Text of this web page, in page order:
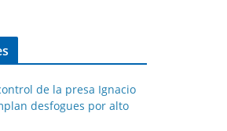
de la presa Ignacio
desfogues por alto